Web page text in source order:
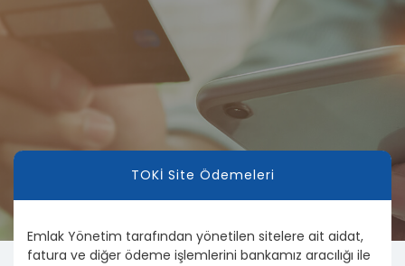
TOKİ Site Ödemeleri
Emlak Yönetim tarafından yönetilen sitelere ait aidat,
fatura ve diğer ödeme işlemlerini bankamız aracılığı ile